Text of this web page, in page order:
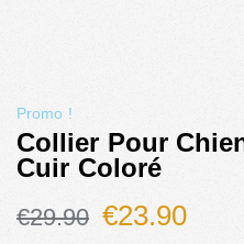
Promo !
Collier Pour
Cuir Coloré
€29.90 €23.90